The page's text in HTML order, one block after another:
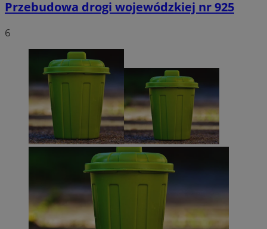
Przebudowa drogi wojewódzkiej nr 925
6